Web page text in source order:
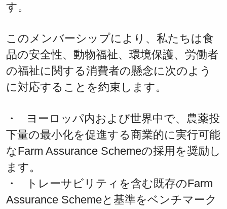
す。
このメンバーシップにより、私たちは食
品の安全性、動物福祉、環境保護、労働者
の福祉に関する消費者の懸念に次のよう
に対応することを約束します。
・ ヨーロッパ内および世界中で、農薬投
下量の最小化を促進する商業的に実行可能
なFarm Assurance Schemeの採用を奨励し
ます。
・ トレーサビリティを含む既存のFarm
Assurance Schemeと基準をベンチマーク